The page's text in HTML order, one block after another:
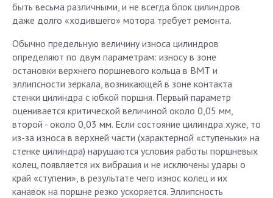
быть весьма различными, и не всегда блок цилиндров
даже долго «ходившего» мотора требует ремонта.
Обычно предельную величину износа цилиндров
определяют по двум параметрам: износу в зоне
остановки верхнего поршневого кольца в ВМТ и
эллипсности зеркала, возникающей в зоне контакта
стенки цилиндра с юбкой поршня. Первый параметр
оценивается критической величиной около 0,05 мм,
второй - около 0,03 мм. Если состояние цилиндра хуже, то
из-за износа в верхней части (характерной «ступеньки» на
стенке цилиндра) нарушаются условия работы поршневых
колец, появляется их вибрация и не исключены удары о
край «ступени», в результате чего износ колец и их
канавок на поршне резко ускоряется. Эллипсность